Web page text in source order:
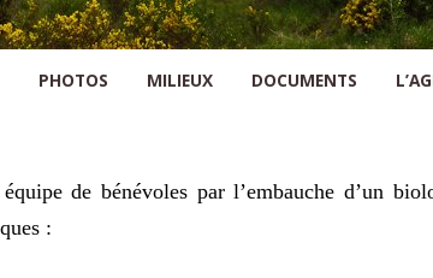
Skip to content
PHOTOS MILIEUX DOCUMENTS
de bénévoles par l’embauche d’un
: